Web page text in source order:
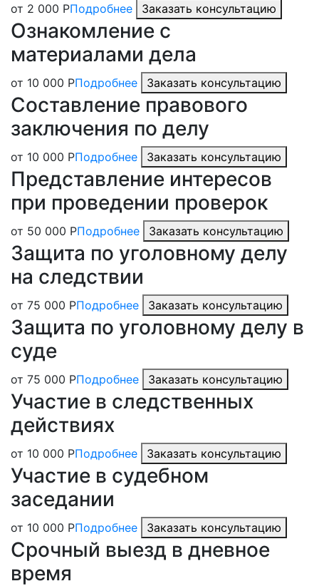
от 2 000 РПодробнее Заказать консультацию
Ознакомление с
материалами дела
от 10 000 РПодробнее Заказать консультацию
Составление правового
заключения по делу
от 10 000 РПодробнее Заказать консультацию
Представление интересов
при проведении проверок
от 50 000 РПодробнее Заказать консультацию
Защита по уголовному делу
на следствии
от 75 000 РПодробнее Заказать консультацию
Защита по уголовному делу в
суде
от 75 000 РПодробнее Заказать консультацию
Участие в следственных
действиях
от 10 000 РПодробнее Заказать консультацию
Участие в судебном
заседании
от 10 000 РПодробнее Заказать консультацию
Срочный выезд в дневное
время